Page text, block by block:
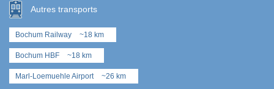
Autres transports
Bochum Railway ~18 km
Bochum HBF ~18 km
Marl-Loemuehle Airport ~26 km